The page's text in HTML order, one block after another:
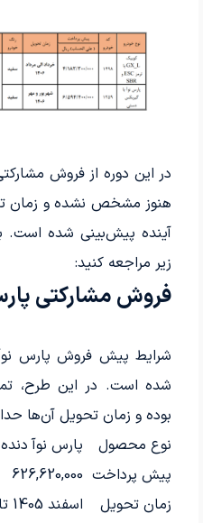
در این دوره از فروش
هنوز مشخص نشده و زمان
آینده پیش‌بینی شده است.
زیر مراجعه کنید:
فروش مشارکتی پارس
شده است. در این طرح،
بوده و زمان تحویل آن‌ها
نوع محصول
پارس نوآ
پیش پرداخت 626,620,000
زمان تحویل
اسفند 1405 تا خرداد 1406